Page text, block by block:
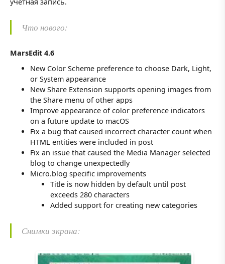
Что нового:
MarsEdit 4.6
New Color Scheme preference to choose Dark, Light,
or System appearance
New Share Extension supports opening images from
the Share menu of other apps
Improve appearance of color preference indicators
on a future update to macOS
Fix a bug that caused incorrect character count when
HTML entities were included in post
Fix an issue that caused the Media Manager selected
blog to change unexpectedly
Micro.blog specific improvements
Title is now hidden by default until post
exceeds 280 characters
Added support for creating new categories
Снимки экрана: